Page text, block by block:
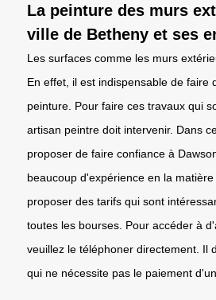
La peinture des murs
ville de Betheny et ses
Les surfaces comme les murs
En effet, il est indispensable de faire
peinture. Pour faire ces travaux qui
artisan peintre doit intervenir. Dans
proposer de faire confiance à
beaucoup d'expérience en la
proposer des tarifs qui sont
toutes les bourses. Pour accéder à
veuillez le téléphoner directement. Il
qui ne nécessite pas le paiement